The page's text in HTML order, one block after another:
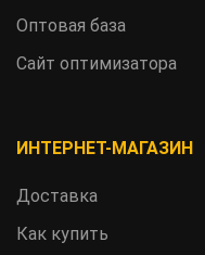
Оптовая база
Сайт оптимизатора
ИНТЕРНЕТ-МАГАЗИН
Доставка
Как купить